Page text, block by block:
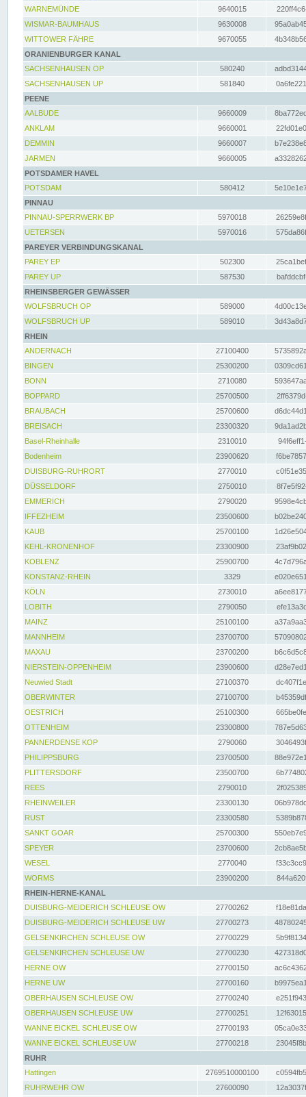
WARNEMÜNDE
9640015
WISMAR-BAUMHAUS
9630008
WITTOWER FÄHRE
9670055
ORANIENBURGER KANAL
SACHSENHAUSEN OP
580240
SACHSENHAUSEN UP
581840
PEENE
AALBUDE
9660009
ANKLAM
9660001
DEMMIN
9660007
JARMEN
9660005
POTSDAMER HAVEL
POTSDAM
580412
PINNAU
PINNAU-SPERRWERK BP
5970018
UETERSEN
5970016
PAREYER VERBINDUNGSKANAL
PAREY EP
502300
PAREY UP
587530
RHEINSBERGER GEWÄSSER
WOLFSBRUCH OP
589000
WOLFSBRUCH UP
589010
RHEIN
ANDERNACH
27100400
BINGEN
25300200
BONN
2710080
BOPPARD
25700500
BRAUBACH
25700600
BREISACH
23300320
Basel-Rheinhalle
2310010
Bodenheim
23900620
DUISBURG-RUHRORT
2770010
DÜSSELDORF
2750010
EMMERICH
2790020
IFFEZHEIM
23500600
KAUB
25700100
KEHL-KRONENHOF
23300900
KOBLENZ
25900700
KONSTANZ-RHEIN
3329
KÖLN
2730010
LOBITH
2790050
MAINZ
25100100
MANNHEIM
23700700
MAXAU
23700200
NIERSTEIN-OPPENHEIM
23900600
Neuwied Stadt
27100370
OBERWINTER
27100700
OESTRICH
25100300
OTTENHEIM
23300800
PANNERDENSE KOP
2790060
PHILIPPSBURG
23700500
PLITTERSDORF
23500700
REES
2790010
RHEINWEILER
23300130
RUST
23300580
SANKT GOAR
25700300
SPEYER
23700600
WESEL
2770040
WORMS
23900200
RHEIN-HERNE-KANAL
DUISBURG-MEIDERICH SCHLEUSE OW
27700262
DUISBURG-MEIDERICH SCHLEUSE UW
27700273
GELSENKIRCHEN SCHLEUSE OW
27700229
GELSENKIRCHEN SCHLEUSE UW
27700230
HERNE OW
27700150
HERNE UW
27700160
OBERHAUSEN SCHLEUSE OW
27700240
OBERHAUSEN SCHLEUSE UW
27700251
WANNE EICKEL SCHLEUSE OW
27700193
WANNE EICKEL SCHLEUSE UW
27700218
RUHR
Hattingen
2769510000100
RUHRWEHR OW
27600090